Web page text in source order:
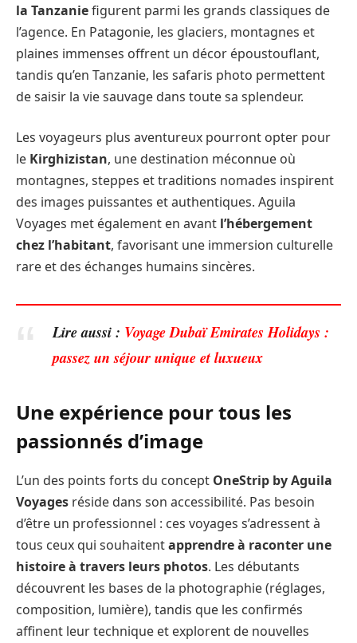
la Tanzaniefigurent parmi les grands classiques de
l’agence. En Patagonie, les glaciers, montagnes et
plaines immenses offrent un décor époustouflant,
tandis qu’en Tanzanie, les safaris photo permettent
de saisir la vie sauvage dans toute sa splendeur.
Les voyageurs plus aventureux pourront opter pour
le Kirghizistan, une destination méconnue où
montagnes, steppes et traditions nomades inspirent
des images puissantes et authentiques. Aguila
Voyages met également en avant l’hébergement
chez l’habitant, favorisant une immersion culturelle
rare et des échanges humains sincères.
Lire aussi : Voyage Dubaï Emirates Holidays :
passez un séjour unique et luxueux
Une expérience pour tous les
passionnés d’image
L’un des points forts du concept OneStrip by Aguila
Voyages réside dans son accessibilité. Pas besoin
d’être un professionnel : ces voyages s’adressent à
tous ceux qui souhaitentapprendre à raconter une
histoire à travers leurs photos. Les débutants
découvrent les bases de la photographie (réglages,
composition, lumière), tandis que les confirmés
affinent leur technique et explorent de nouvelles